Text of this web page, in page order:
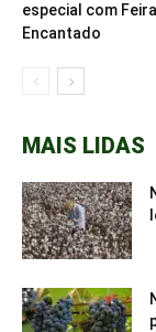
especial com
Encantado
MAIS LIDAS